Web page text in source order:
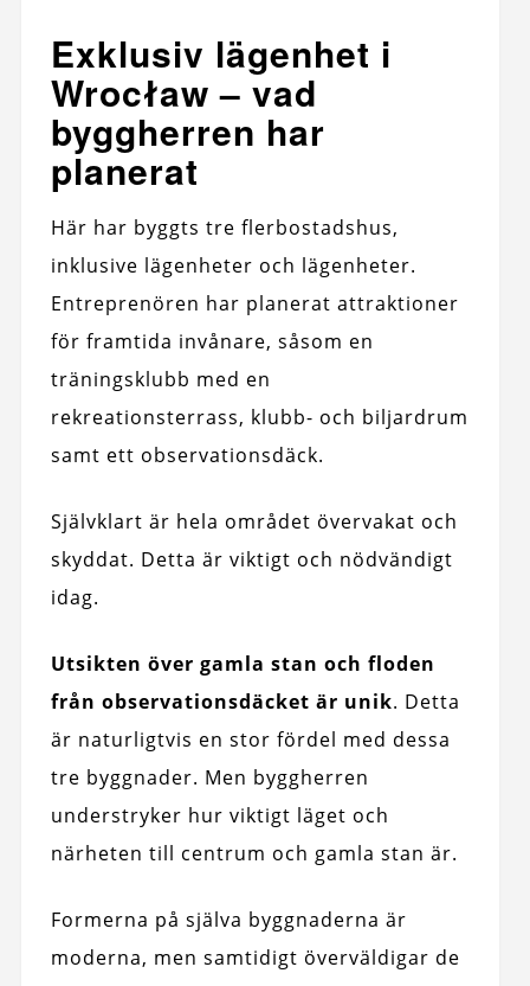
Exklusiv lägenhet i
Wrocław – vad
byggherren har
planerat
Här har byggts tre flerbostadshus,
inklusive lägenheter och lägenheter.
Entreprenören har planerat attraktioner
för framtida invånare, såsom en
träningsklubb med en
rekreationsterrass, klubb- och biljardrum
samt ett observationsdäck.
Självklart är hela området övervakat och
skyddat. Detta är viktigt och nödvändigt
idag.
Utsikten över gamla stan och floden
från observationsdäcket är unik. Detta
är naturligtvis en stor fördel med dessa
tre byggnader. Men byggherren
understryker hur viktigt läget och
närheten till centrum och gamla stan är.
Formerna på själva byggnaderna är
moderna, men samtidigt överväldigar de